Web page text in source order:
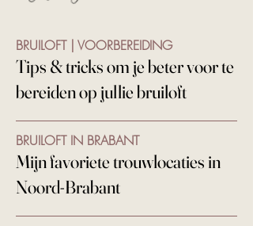
BRUILOFT | VOORBEREIDING
Tips & tricks om je beter voor te
bereiden op jullie bruiloft
BRUILOFT IN BRABANT
Mijn favoriete trouwlocaties in
Noord-Brabant